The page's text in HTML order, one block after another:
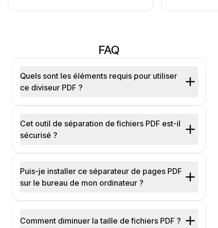
FAQ
Quels sont les éléments requis pour utiliser
ce diviseur PDF ?
Cet outil de séparation de fichiers PDF est-il
sécurisé ?
Puis-je installer ce séparateur de pages PDF
sur le bureau de mon ordinateur ?
Comment diminuer la taille de fichiers PDF ?